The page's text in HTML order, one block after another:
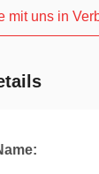
mit uns in